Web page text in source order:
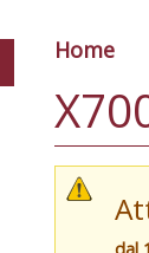
Tu
Home
dal